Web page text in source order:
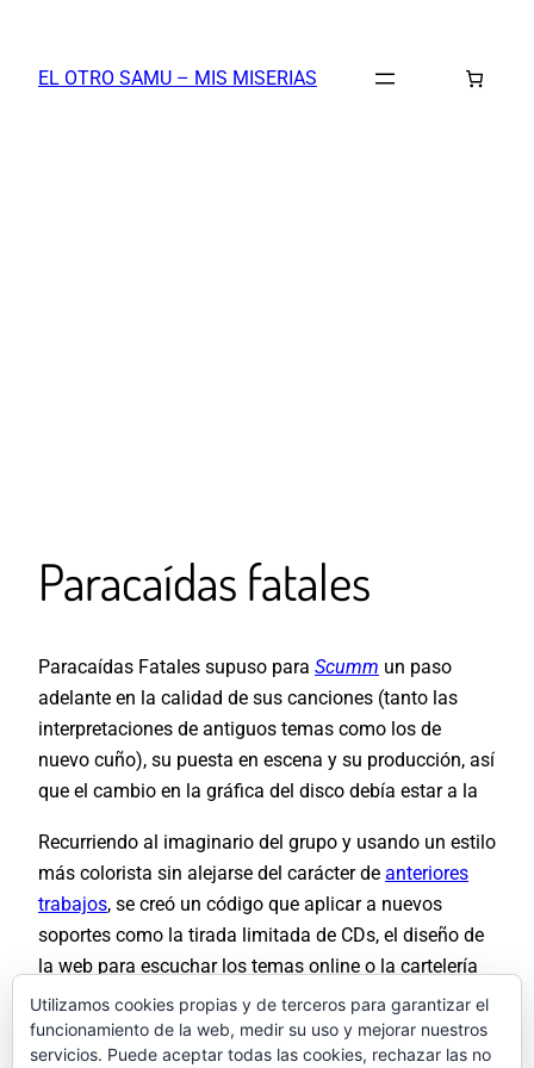
contenido
EL OTRO SAMU – MIS MISERIAS
Paracaídas fatales
Paracaídas Fatales supuso para Scumm un paso
adelante en la calidad de sus canciones (tanto las
interpretaciones de antiguos temas como los de
nuevo cuño), su puesta en escena y su producción, así
que el cambio en la gráfica del disco debía estar a la
Recurriendo al imaginario del grupo y usando un estilo
más colorista sin alejarse del carácter de anteriores
trabajos, se creó un código que aplicar a nuevos
soportes como la tirada limitada de CDs, el diseño de
la web para escuchar los temas online o la cartelería
para conciertos y promociones.
La gráfica, junto a las canciones tuvo una gran
Utilizamos cookies propias y de terceros para garantizar el
funcionamiento de la web, medir su uso y mejorar nuestros
servicios. Puede aceptar todas las cookies, rechazar las no